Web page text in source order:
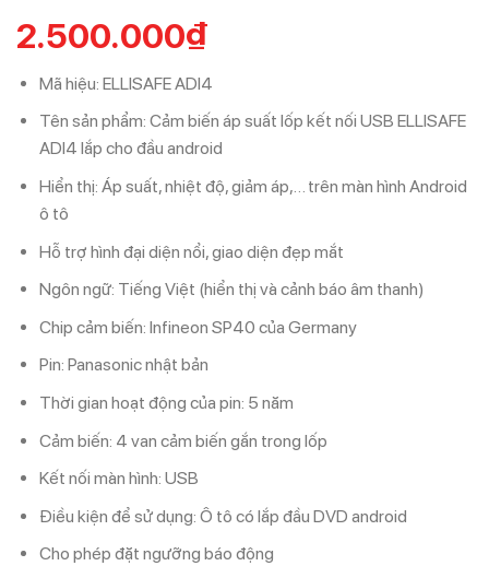
2.500.000₫
Mã hiệu: ELLISAFE ADI4
Tên sản phẩm: Cảm biến áp suất lốp kết nối USB ELLISAFE
ADI4 lắp cho đầu android
Hiển thị: Áp suất, nhiệt độ, giảm áp,… trên màn hình Android
ô tô
Hỗ trợ hình đại diện nổi, giao diện đẹp mắt
Ngôn ngữ: Tiếng Việt (hiển thị và cảnh báo âm thanh)
Chip cảm biến: Infineon SP40 của Germany
Pin: Panasonic nhật bản
Thời gian hoạt động của pin: 5 năm
Cảm biến: 4 van cảm biến gắn trong lốp
Kết nối màn hình: USB
Điều kiện để sử dụng: Ô tô có lắp đầu DVD android
Cho phép đặt ngưỡng báo động